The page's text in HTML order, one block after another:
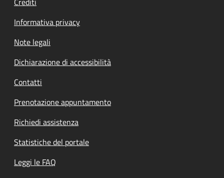
Informativa privacy
Note legali
Dichiarazione di accessibilità
Contatti
Prenotazione appuntamento
Richiedi assistenza
Statistiche del portale
Leggi le FAQ